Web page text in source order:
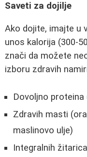
Saveti za dojilje
Ako dojite, imajte u
unos kalorija (300-
znači da možete
izboru zdravih
Dovoljno proteina
Zdravih masti
maslinovo ulje)
Integralnih žitarica